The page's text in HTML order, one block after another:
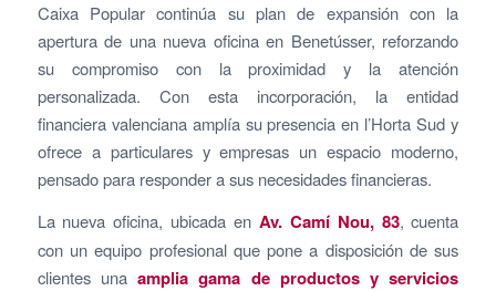
Caixa Popular continúa su plan de expansión con la
apertura de una nueva oficina en Benetússer, reforzando
su compromiso con la proximidad y la atención
personalizada. Con esta incorporación, la entidad
financiera valenciana amplía su presencia en l’Horta Sud y
ofrece a particulares y empresas un espacio moderno,
pensado para responder a sus necesidades financieras.
La nueva oficina, ubicada en Av. Camí Nou, 83, cuenta
con un equipo profesional que pone a disposición de sus
clientes unaamplia gama de productos y servicios